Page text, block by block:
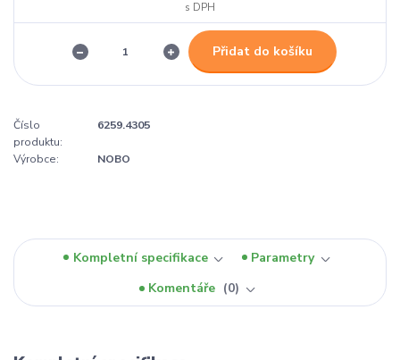
Přidat do košíku
Číslo
produktu:
6259.4305
Výrobce: NOBO
Kompletní specifikace
Parametry
Komentáře
0